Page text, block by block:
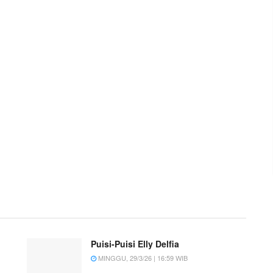
Puisi-Puisi Elly Delfia
MINGGU, 29/3/26 | 16:59 WIB